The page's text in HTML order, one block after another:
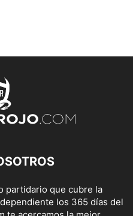
partidario que cubre la
los 365 días del